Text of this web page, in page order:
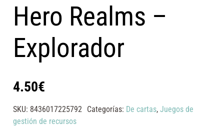
Hero Realms –
Explorador
4.50€
SKU: 8436017225792 Categorías: De cartas, Juegos de
gestión de recursos